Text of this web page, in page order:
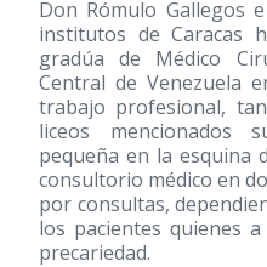
Don Rómulo Gallegos
institutos de Caracas
gradúa de Médico
Central de Venezuela
trabajo profesional,
liceos mencionados
pequeña en la esquina
consultorio médico en
por consultas,
los pacientes quienes
precariedad.